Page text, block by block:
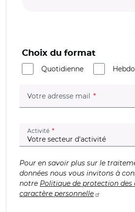
Choix du format
Quotidienne
Votre adresse mail (champ
Activité (champ obligatoire)
Pour en savoir plus sur le
données nous vous invitons à
notre Politique de protection des
caractère personnelle